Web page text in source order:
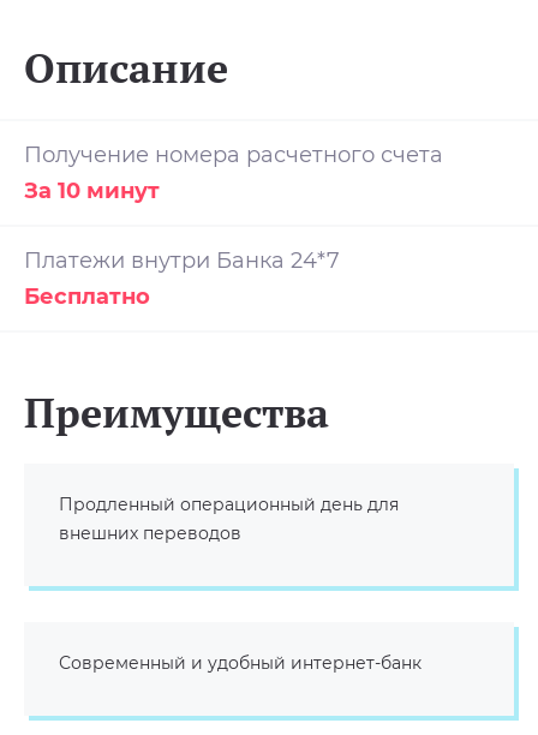
Описание
Получение номера расчетного счета
За 10 минут
Платежи внутри Банка 24*7
Бесплатно
Преимущества
Продленный операционный день для
внешних переводов
Современный и удобный интернет-банк